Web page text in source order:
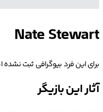
Nate Stewart
برای این فرد بیوگرافی ثبت
آثار این بازیگر